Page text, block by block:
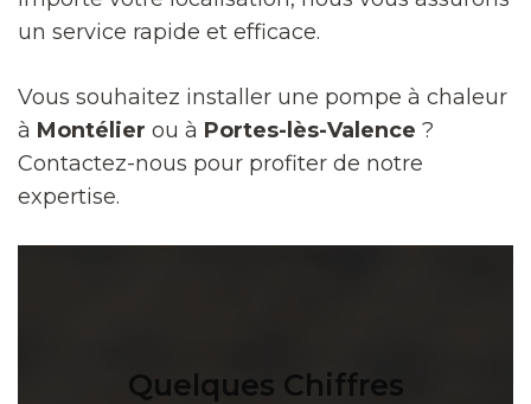
un service rapide et efficace.
Vous souhaitez installer une pompe à chaleur
à Montélier ou à Portes-lès-Valence ?
Contactez-nous pour profiter de notre
expertise.
Quelques Chiffres